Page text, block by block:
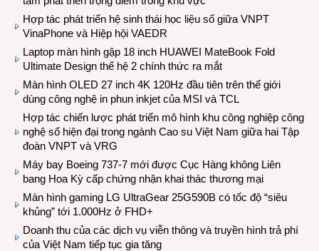
Hợp tác phát triển hệ sinh thái học liệu số giữa VNPT
VinaPhone và Hiệp hội VAEDR
Laptop màn hình gập 18 inch HUAWEI MateBook Fold
Ultimate Design thế hệ 2 chính thức ra mắt
Màn hình OLED 27 inch 4K 120Hz đầu tiên trên thế giới
dùng công nghệ in phun inkjet của MSI và TCL
Hợp tác chiến lược phát triển mô hình khu công nghiệp công
nghệ số hiện đại trong ngành Cao su Việt Nam giữa hai Tập
đoàn VNPT và VRG
Máy bay Boeing 737-7 mới được Cục Hàng không Liên
bang Hoa Kỳ cấp chứng nhận khai thác thương mại
Màn hình gaming LG UltraGear 25G590B có tốc độ “siêu
khủng” tới 1.000Hz ở FHD+
Doanh thu của các dịch vụ viễn thông và truyền hình trả phí
của Việt Nam tiếp tục gia tăng